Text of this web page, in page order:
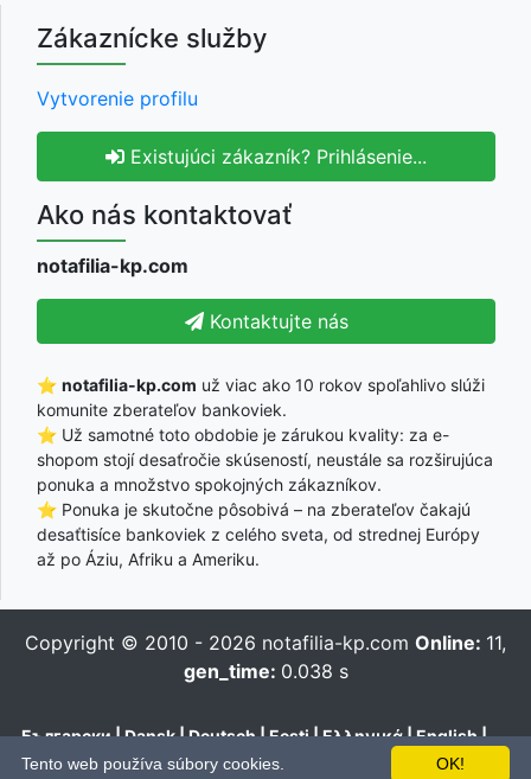
Zákaznícke služby
Vytvorenie profilu
Existujúci zákazník? Prihlásenie...
Ako nás kontaktovať
notafilia-kp.com
Kontaktujte nás
⭐ notafilia-kp.com už viac ako 10 rokov spoľahlivo slúži
komunite zberateľov bankoviek.
⭐ Už samotné toto obdobie je zárukou kvality: za e-
shopom stojí desaťročie skúseností, neustále sa rozširujúca
ponuka a množstvo spokojných zákazníkov.
⭐ Ponuka je skutočne pôsobivá – na zberateľov čakajú
desaťtisíce bankoviek z celého sveta, od strednej Európy
až po Áziu, Afriku a Ameriku.
Copyright © 2010 - 2026 notafilia-kp.com Online: 11,
gen_time: 0.038 s
Български|Dansk|Deutsch|Eesti|Ελληνικά|English|
Español| Français|Hrvatski|Italiano Lietuvių
OK!
Tento web používa súbory cookies.